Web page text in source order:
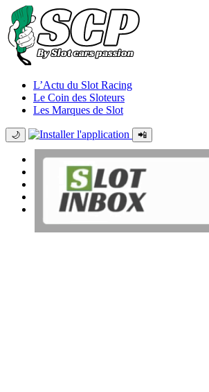
L’Actu du Slot Racing
Le Coin des Sloteurs
Les Marques de Slot
🌙 📲